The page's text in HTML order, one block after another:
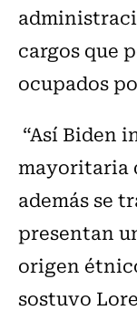
cargos que
ocupados
“Así Biden
mayoritaria
además se
presentan
origen
sostuvo